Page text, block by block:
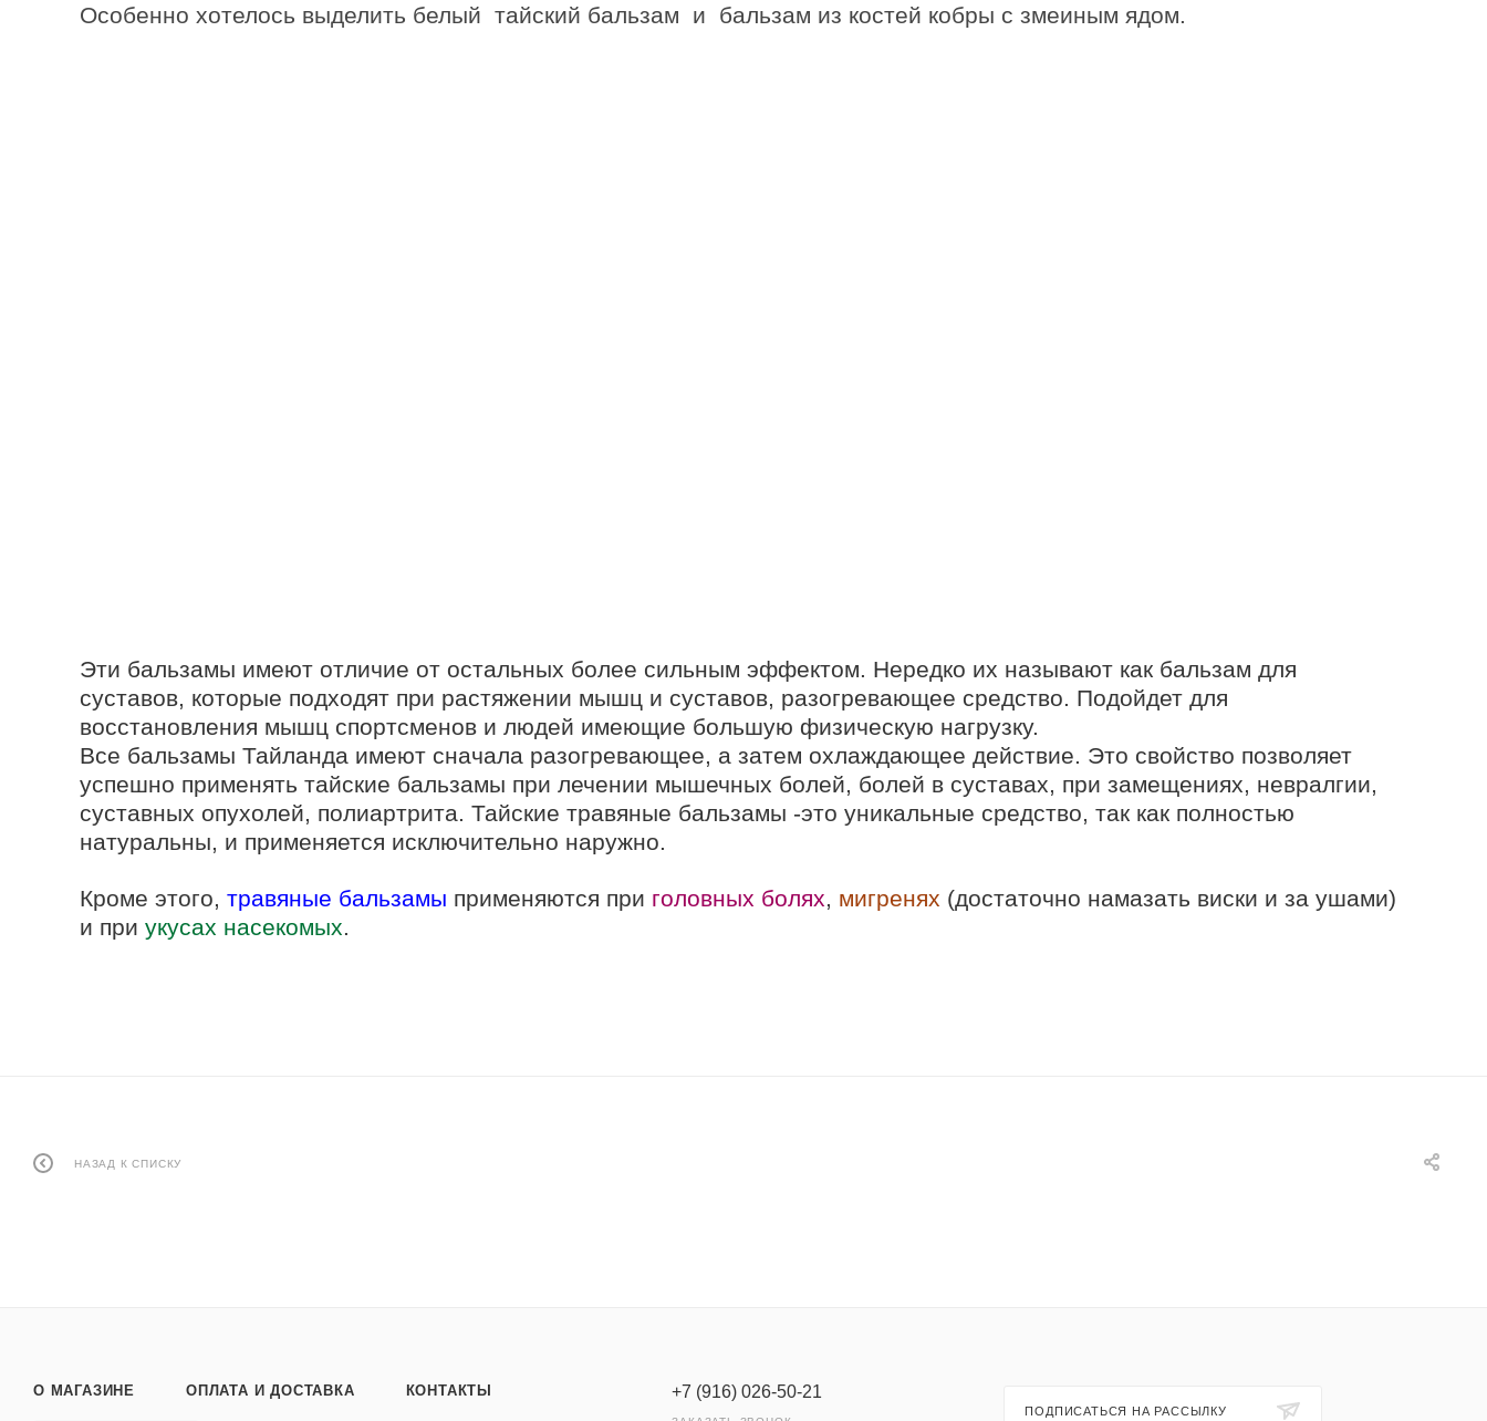
Особенно хотелось выделить белый тайский бальзам и бальзам из костей кобры с змеиным ядом.
Эти бальзамы имеют отличие от остальных более сильным эффектом. Нередко их называют как бальзам для
суставов, которые подходят при растяжении мышц и суставов, разогревающее средство. Подойдет для
восстановления мышц спортсменов и людей имеющие большую физическую нагрузку.
Все бальзамы Тайланда имеют сначала разогревающее, а затем охлаждающее действие. Это свойство позволяет
успешно применять тайские бальзамы при лечении мышечных болей, болей в суставах, при замещениях, невралгии,
суставных опухолей, полиартрита. Тайские травяные бальзамы -это уникальные средство, так как полностью
натуральны, и применяется исключительно наружно.
Кроме этого, травяные бальзамы применяются при головных болях, мигренях (достаточно намазать виски и за ушами)
и при укусах насекомых.
НАЗАД К СПИСКУ
О МАГАЗИНЕ ОПЛАТА И ДОСТАВКА КОНТАКТЫ +7 (916) 026-50-21
ПОДПИСАТЬСЯ НА РАССЫЛКУ